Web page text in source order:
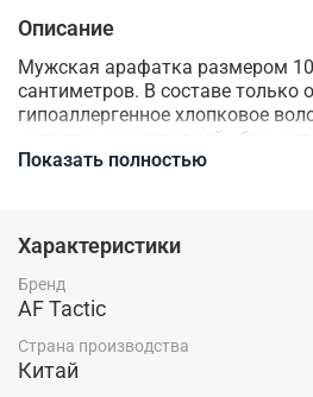
Описание
Мужская арафатка размером
сантиметров. В составе только
гипоаллергенное хлопковое
известна как головной убор,
от солнца, песка и холода в
Вам и в качестве подручных
вести активный образ жизни,
Показать полностью
Характеристики
Бренд
AF Tactic
Страна производства
Китай